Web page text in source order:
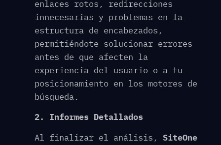
enlaces rotos, redirecciones
innecesarias y problemas en la
estructura de encabezados,
permitiéndote solucionar errores
antes de que afecten la
experiencia del usuario o a tu
posicionamiento en los motores de
búsqueda.
2. Informes Detallados
Al finalizar el análisis, SiteOne